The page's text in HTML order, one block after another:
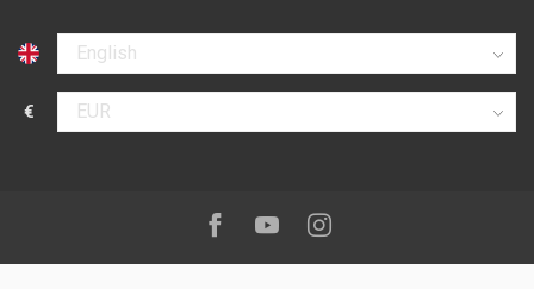
Select language
€
Select currency
Follow us on:
Facebook
YoutubeInstagram